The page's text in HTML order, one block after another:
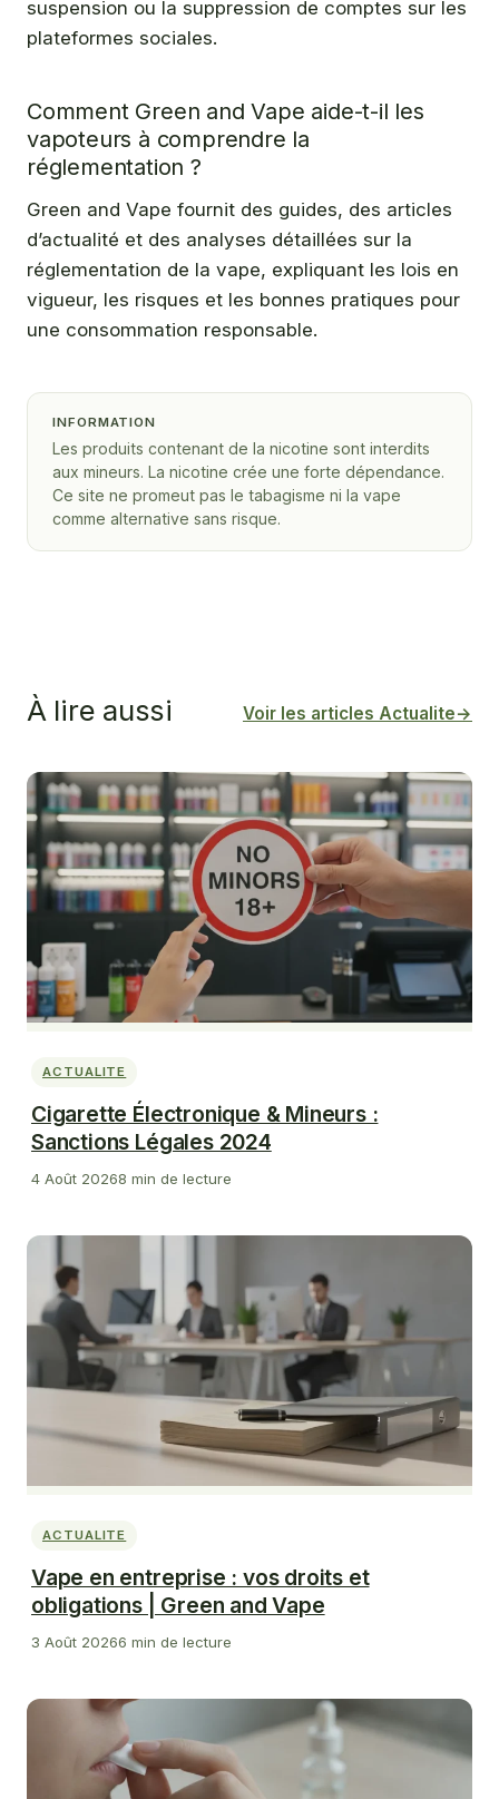
suspension ou la suppression de comptes sur les
plateformes sociales.
Comment Green and Vape aide-t-il les
vapoteurs à comprendre la
réglementation ?
Green and Vape fournit des guides, des articles
d’actualité et des analyses détaillées sur la
réglementation de la vape, expliquant les lois en
vigueur, les risques et les bonnes pratiques pour
une consommation responsable.
INFORMATION
Les produits contenant de la nicotine sont interdits
aux mineurs. La nicotine crée une forte dépendance.
Ce site ne promeut pas le tabagisme ni la vape
comme alternative sans risque.
À lire aussi Voir les articles Actualite→
ACTUALITE
Cigarette Électronique & Mineurs :
Sanctions Légales 2024
4 Août 20268 min de lecture
ACTUALITE
Vape en entreprise : vos droits et
obligations | Green and Vape
3 Août 20266 min de lecture